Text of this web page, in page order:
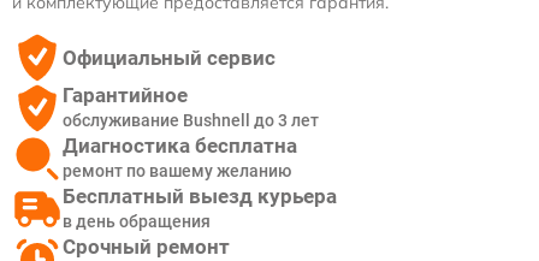
Официальный сервис
Гарантийное
обслуживание Bushnell до 3 лет
Диагностика бесплатна
ремонт по вашему желанию
Бесплатный выезд курьера
в день обращения
Срочный ремонт